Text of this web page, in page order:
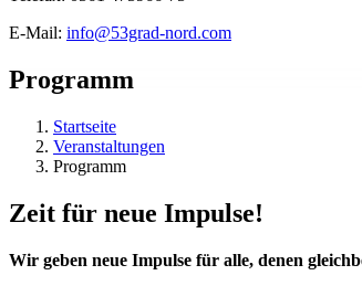
E-Mail: info@53grad-nord.com
Programm
Startseite
Veranstaltungen
Programm
Zeit für neue Impulse!
Wir geben neue Impulse für alle, denen